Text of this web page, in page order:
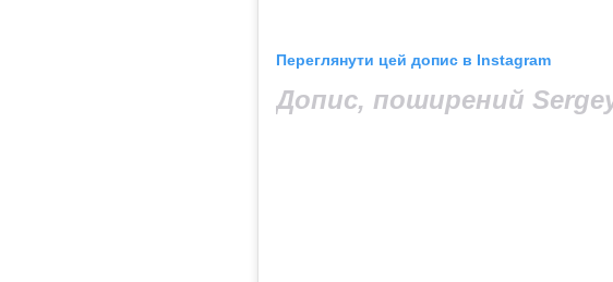
Переглянути цей допис в Instagram